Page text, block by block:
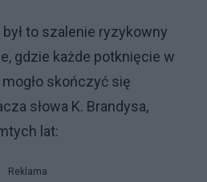
to szalenie ryzykowny
gdzie każde potknięcie w
skończyć się
słowa K. Brandysa,
lat:
Reklama